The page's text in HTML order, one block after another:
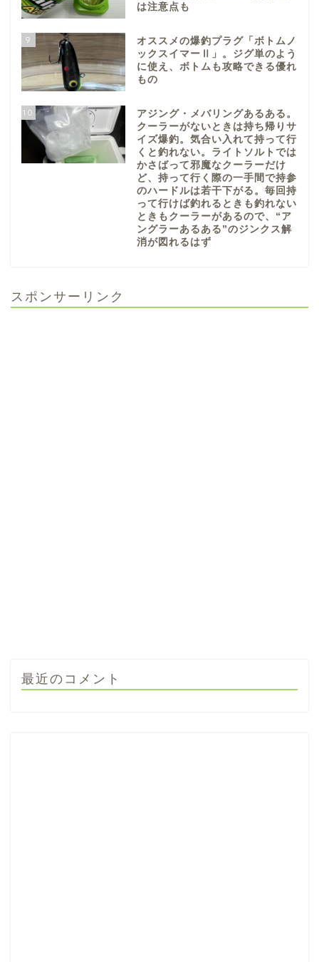
は注意点も
9
オススメの爆釣プラグ「ボトムノ
ックスイマーⅡ」。ジグ単のよう
に使え、ボトムも攻略できる優れ
もの
10
アジング・メバリングあるある。
クーラーがないときは持ち帰りサ
イズ爆釣。気合い入れて持って行
くと釣れない。ライトソルトでは
かさばって邪魔なクーラーだけ
ど、持って行く際の一手間で持参
のハードルは若干下がる。毎回持
って行けば釣れるときも釣れない
ときもクーラーがあるので、“ア
ングラーあるある”のジンクス解
消が図れるはず
スポンサーリンク
最近のコメント